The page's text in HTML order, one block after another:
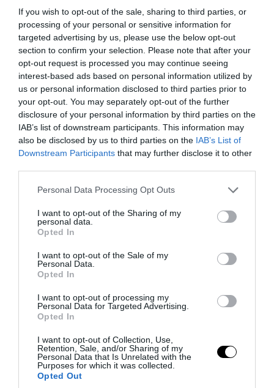
If you wish to opt-out of the sale, sharing to third parties, or
processing of your personal or sensitive information for
targeted advertising by us, please use the below opt-out
section to confirm your selection. Please note that after your
opt-out request is processed you may continue seeing
interest-based ads based on personal information utilized by
us or personal information disclosed to third parties prior to
your opt-out. You may separately opt-out of the further
disclosure of your personal information by third parties on the
IAB’s list of downstream participants. This information may
also be disclosed by us to third parties on the IAB’s List of
Downstream Participants that may further disclose it to other
Please note that this website/app uses one or more Google
not limited to your visit or usage behaviour. You may click to
grant or deny consent to Google and its third-party tags to
use your data for below specified purposes in below Google
consent section.
Personal Data Processing Opt Outs
I want to opt-out of the Sharing of my
personal data.
Opted In
I want to opt-out of the Sale of my
Personal Data.
Opted In
I want to opt-out of processing my
Personal Data for Targeted Advertising.
Opted In
I want to opt-out of Collection, Use,
Retention, Sale, and/or Sharing of my
Personal Data that Is Unrelated with the
Purposes for which it was collected.
Opted Out
Επίσημη η «βόμβα» της Τράμπζονσπορ με
Μ.Σαλάχ – Υπέγραψε για δύο χρόνια